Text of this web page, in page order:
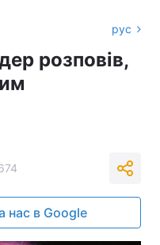
рус
розповів,
нас в Google